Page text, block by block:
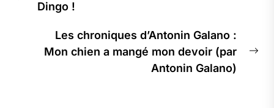
l’article
Previous
Dingo !
Les chroniques d’Antonin Galano :
Mon chien a mangé mon devoir (par
Antonin Galano)